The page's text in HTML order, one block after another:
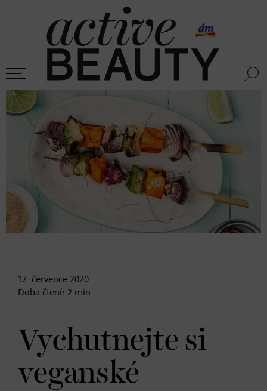
17. července 2020
Doba čtení: 2 min.
Vychutnejte si
veganské